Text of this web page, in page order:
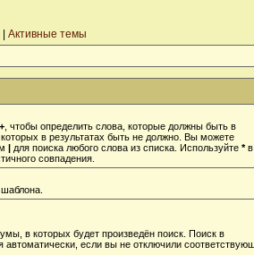
Активные темы
+ , чтобы определить слова, которые должны быть в
в результатах быть не должно. Вы можете
| для поиска любого слова из списка. Используйте *в
совпадения.
в которых будет произведён поиск. Поиск в
автоматически, если вы не отключили